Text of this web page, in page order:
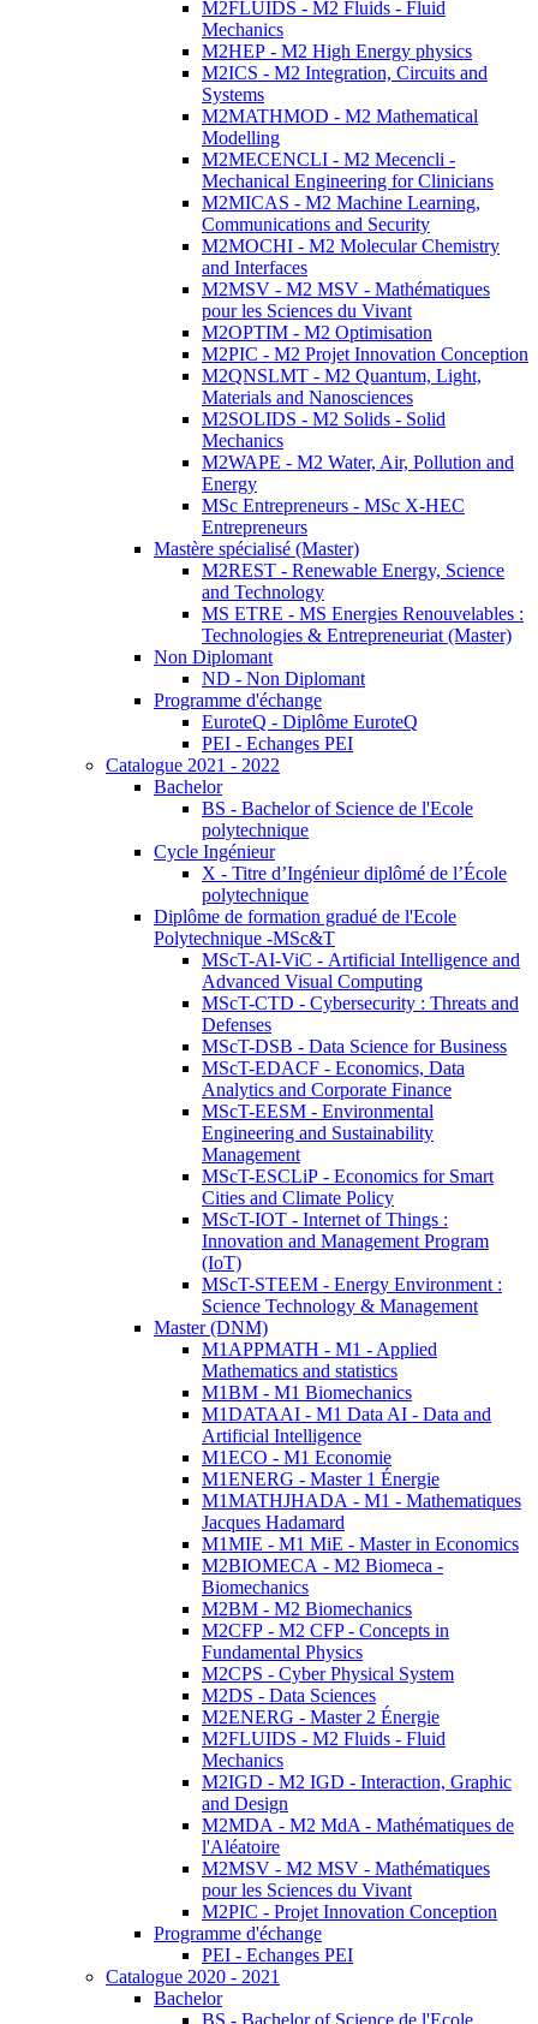
M2FLUIDS - M2 Fluids - Fluid
Mechanics
M2HEP - M2 High Energy physics
M2ICS - M2 Integration, Circuits and
Systems
M2MATHMOD - M2 Mathematical
Modelling
M2MECENCLI - M2 Mecencli -
Mechanical Engineering for Clinicians
M2MICAS - M2 Machine Learning,
Communications and Security
M2MOCHI - M2 Molecular Chemistry
and Interfaces
M2MSV - M2 MSV - Mathématiques
pour les Sciences du Vivant
M2OPTIM - M2 Optimisation
M2PIC - M2 Projet Innovation Conception
M2QNSLMT - M2 Quantum, Light,
Materials and Nanosciences
M2SOLIDS - M2 Solids - Solid
Mechanics
M2WAPE - M2 Water, Air, Pollution and
Energy
MSc Entrepreneurs - MSc X-HEC
Entrepreneurs
Mastère spécialisé (Master)
M2REST - Renewable Energy, Science
and Technology
MS ETRE - MS Energies Renouvelables :
Technologies & Entrepreneuriat (Master)
Non Diplomant
ND - Non Diplomant
Programme d'échange
EuroteQ - Diplôme EuroteQ
PEI - Echanges PEI
Catalogue 2021 - 2022
Bachelor
BS - Bachelor of Science de l'Ecole
polytechnique
Cycle Ingénieur
X - Titre d’Ingénieur diplômé de l’École
polytechnique
Diplôme de formation gradué de l'Ecole
Polytechnique -MSc&T
MScT-AI-ViC - Artificial Intelligence and
Advanced Visual Computing
MScT-CTD - Cybersecurity : Threats and
Defenses
MScT-DSB - Data Science for Business
MScT-EDACF - Economics, Data
Analytics and Corporate Finance
MScT-EESM - Environmental
Engineering and Sustainability
Management
MScT-ESCLiP - Economics for Smart
Cities and Climate Policy
MScT-IOT - Internet of Things :
Innovation and Management Program
(IoT)
MScT-STEEM - Energy Environment :
Science Technology & Management
Master (DNM)
M1APPMATH - M1 - Applied
Mathematics and statistics
M1BM - M1 Biomechanics
M1DATAAI - M1 Data AI - Data and
Artificial Intelligence
M1ECO - M1 Economie
M1ENERG - Master 1 Énergie
M1MATHJHADA - M1 - Mathematiques
Jacques Hadamard
M1MIE - M1 MiE - Master in Economics
M2BIOMECA - M2 Biomeca -
Biomechanics
M2BM - M2 Biomechanics
M2CFP - M2 CFP - Concepts in
Fundamental Physics
M2CPS - Cyber Physical System
M2DS - Data Sciences
M2ENERG - Master 2 Énergie
M2FLUIDS - M2 Fluids - Fluid
Mechanics
M2IGD - M2 IGD - Interaction, Graphic
and Design
M2MDA - M2 MdA - Mathématiques de
l'Aléatoire
M2MSV - M2 MSV - Mathématiques
pour les Sciences du Vivant
M2PIC - Projet Innovation Conception
Programme d'échange
PEI - Echanges PEI
Catalogue 2020 - 2021
Bachelor
BS - Bachelor of Science de l'Ecole